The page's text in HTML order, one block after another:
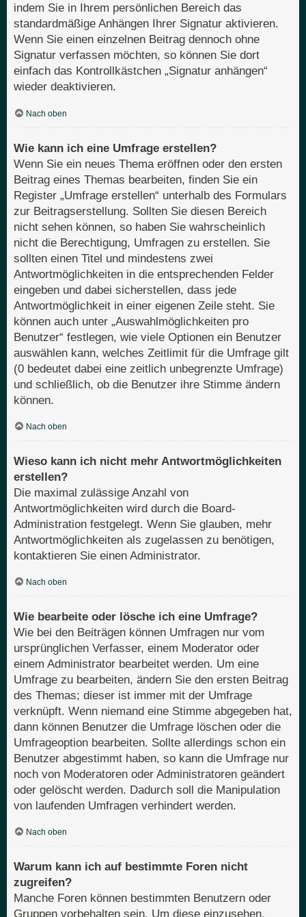
indem Sie in Ihrem persönlichen Bereich das
standardmäßige Anhängen Ihrer Signatur aktivieren.
Wenn Sie einen einzelnen Beitrag dennoch ohne
Signatur verfassen möchten, so können Sie dort
einfach das Kontrollkästchen „Signatur anhängen“
wieder deaktivieren.
Nach oben
Wie kann ich eine Umfrage erstellen?
Wenn Sie ein neues Thema eröffnen oder den ersten
Beitrag eines Themas bearbeiten, finden Sie ein
Register „Umfrage erstellen“ unterhalb des Formulars
zur Beitragserstellung. Sollten Sie diesen Bereich
nicht sehen können, so haben Sie wahrscheinlich
nicht die Berechtigung, Umfragen zu erstellen. Sie
sollten einen Titel und mindestens zwei
Antwortmöglichkeiten in die entsprechenden Felder
eingeben und dabei sicherstellen, dass jede
Antwortmöglichkeit in einer eigenen Zeile steht. Sie
können auch unter „Auswahlmöglichkeiten pro
Benutzer“ festlegen, wie viele Optionen ein Benutzer
auswählen kann, welches Zeitlimit für die Umfrage gilt
(0 bedeutet dabei eine zeitlich unbegrenzte Umfrage)
und schließlich, ob die Benutzer ihre Stimme ändern
können.
Nach oben
Wieso kann ich nicht mehr Antwortmöglichkeiten
erstellen?
Die maximal zulässige Anzahl von
Antwortmöglichkeiten wird durch die Board-
Administration festgelegt. Wenn Sie glauben, mehr
Antwortmöglichkeiten als zugelassen zu benötigen,
kontaktieren Sie einen Administrator.
Nach oben
Wie bearbeite oder lösche ich eine Umfrage?
Wie bei den Beiträgen können Umfragen nur vom
ursprünglichen Verfasser, einem Moderator oder
einem Administrator bearbeitet werden. Um eine
Umfrage zu bearbeiten, ändern Sie den ersten Beitrag
des Themas; dieser ist immer mit der Umfrage
verknüpft. Wenn niemand eine Stimme abgegeben hat,
dann können Benutzer die Umfrage löschen oder die
Umfrageoption bearbeiten. Sollte allerdings schon ein
Benutzer abgestimmt haben, so kann die Umfrage nur
noch von Moderatoren oder Administratoren geändert
oder gelöscht werden. Dadurch soll die Manipulation
von laufenden Umfragen verhindert werden.
Nach oben
Warum kann ich auf bestimmte Foren nicht
zugreifen?
Manche Foren können bestimmten Benutzern oder
Gruppen vorbehalten sein. Um diese einzusehen,